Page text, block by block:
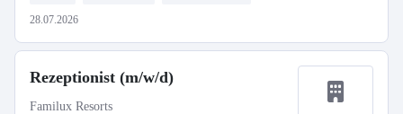
28.07.2026
Rezeptionist (m/w/d)
Familux Resorts